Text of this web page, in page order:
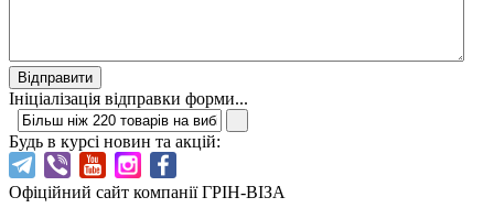
Відправити
Ініціалізація відправки форми...
Будь в курсі новин та акцій:
Офіційний сайт компанії ГРІН-ВІЗА